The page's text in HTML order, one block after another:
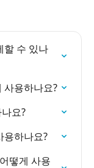
할 수 있나
사용하나요?
요?
용하나요?
떻게 사용